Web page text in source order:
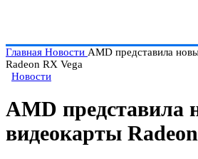
Главная Новости AMD представила
Radeon RX Vega
Новости
AMD представила
видеокарты